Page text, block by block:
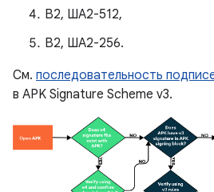
В2, ША2-512,
В2, ША2-256.
См. последовательность
в APK Signature Scheme v3.